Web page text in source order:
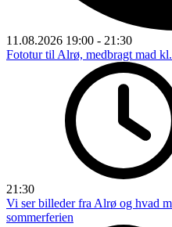
11.08.2026 19:00 - 21:30
Fototur til Alrø, medbragt mad
21:30
Vi ser billeder fra Alrø og hvad
sommerferien